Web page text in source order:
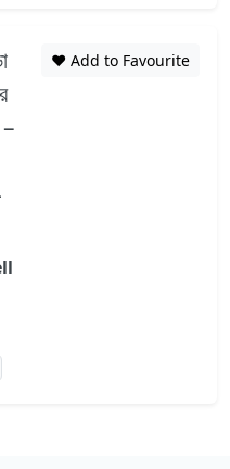
❤️ Add to Favourite